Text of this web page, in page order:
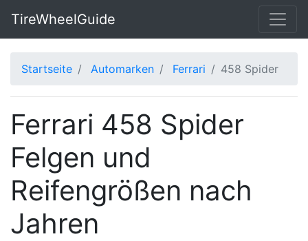
TireWheelGuide
Startseite Automarken Ferrari 458 Spider
Ferrari 458 Spider
Felgen und
Reifengrößen nach
Jahren